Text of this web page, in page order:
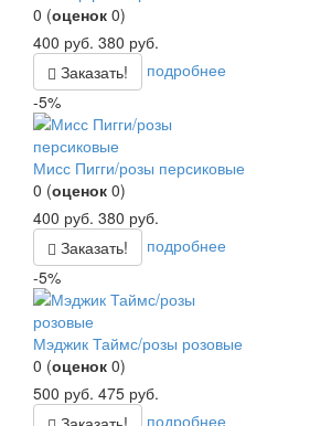
0 (оценок 0)
400 руб. 380 руб.
Заказать!
подробнее
-5%
Мисс Пигги/розы персиковые
0 (оценок 0)
400 руб. 380 руб.
Заказать!
подробнее
-5%
Мэджик Таймс/розы розовые
0 (оценок 0)
500 руб. 475 руб.
подробнее